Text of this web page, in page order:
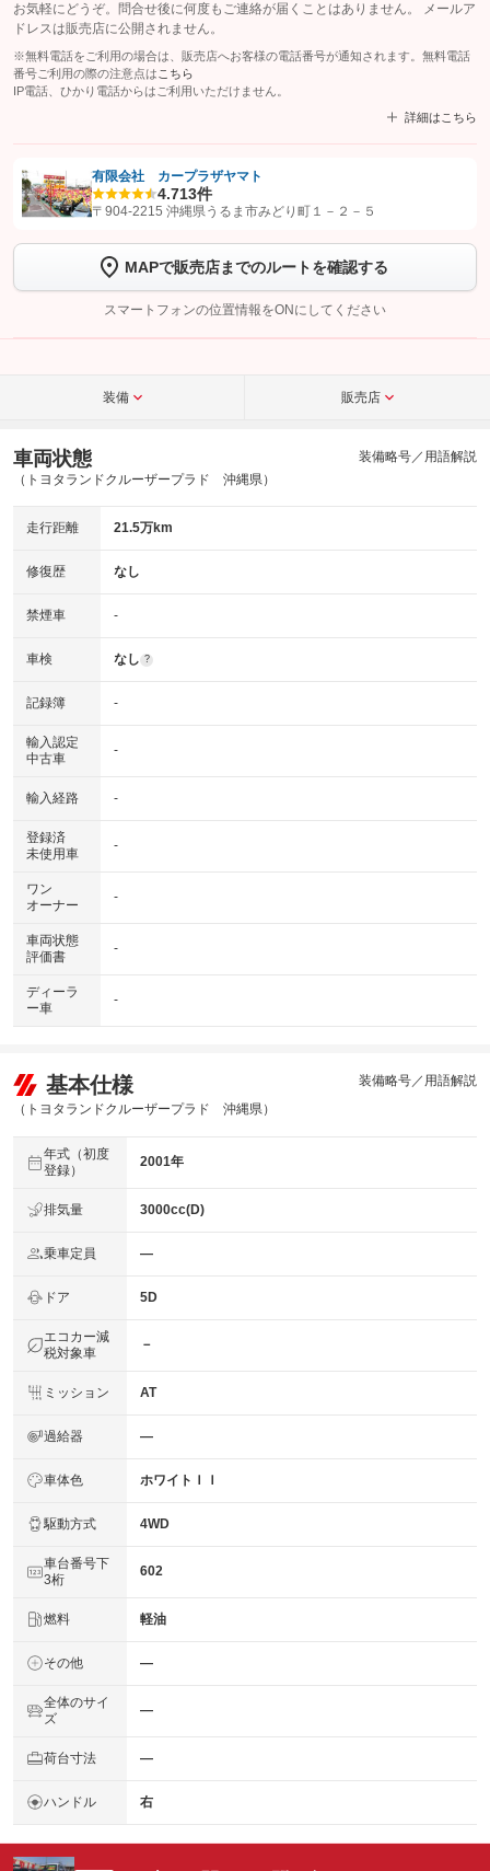
お気軽にどうぞ。問合せ後に何度もご連絡が届くことはありません。 メールア
ドレスは販売店に公開されません。
※無料電話をご利用の場合は、販売店へお客様の電話番号が通知されます。無料電話
番号ご利用の際の注意点は こちら
IP電話、ひかり電話からはご利用いただけません。
詳細はこちら
【STEP1】認証画面でグーネットを友だち追加してから「許可する」ボタンを押
トーク画面で
ボタンをタップして問い合わせを
完了してください。
こちら
有限会社 カープラザヤマト
4.713件
〒904-2215 沖縄県うるま市みどり町１－２－５
MAPで販売店までのルートを確認する
スマートフォンの位置情報をONにしてください
装備 販売店
車両状態
（トヨタランドクルーザープラド 沖縄県）
装備略号／用語解説
走行距離 21.5万km
修復歴 なし
禁煙車 -
車検 なし ?
記録簿 -
輸入認定
中古車
-
輸入経路 -
登録済
未使用車
-
ワン
オーナー
-
車両状態
評価書
-
ディーラ
ー車
-
基本仕様
（トヨタランドクルーザープラド 沖縄県）
装備略号／用語解説
年式（初度
登録）
2001年
排気量 3000cc(D)
乗車定員 ―
ドア 5D
エコカー減
税対象車
－
ミッション AT
過給器 ―
車体色 ホワイトＩＩ
駆動方式 4WD
車台番号下
3桁
602
燃料 軽油
その他 ―
全体のサイ
ズ
―
荷台寸法 ―
ハンドル 右